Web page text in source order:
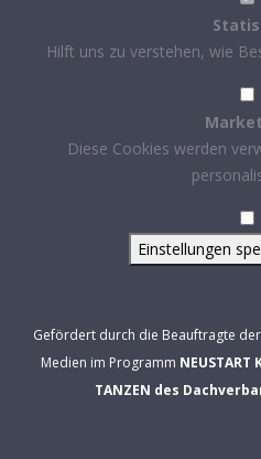
Hilft uns zu verstehen, wie
Diese Cookies werden
Einstellungen
Gefördert durch die Beauftragte
Medien im Programm
TANZEN des